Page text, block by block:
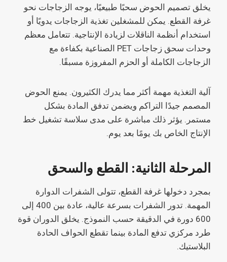
يخلق تصميم الحوض سحبًا طبيعيًا، يوجه الزجاجات نحو
غرفة القطع. يمكن للمشغلين تغذية الزجاجات يدويًا أو
استخدام أنظمة الناقلات لزيادة الإنتاجية. تتعامل معظم
وحدات سحق زجاجات PET الصناعية بكفاءة مع
الزجاجات الكاملة أو الحزم المفروزة مسبقًا.
آلية التغذية مهمة أكثر مما يدرك الكثيرون. يمنع الحوض
المصمم جيدًا التراكم ويضمن تدفق المادة بشكل
مستمر. يؤثر ذلك مباشرة على مدى سلاسة تشغيل خط
الإنتاج الخاص بك يومًا بعد يوم.
المرحلة الثانية: القطع والسحق
بمجرد دخولها غرفة القطع، تتولى الشفرات الدوارة
المهمة. تدور الشفرات بسرعة عالية، عادة بين 400 إلى
600 دورة في الدقيقة حسب النموذج. يخلق الدوران قوة
طرد مركزي تدفع المادة بينما تقطع الحواف الحادة
البلاستيك.